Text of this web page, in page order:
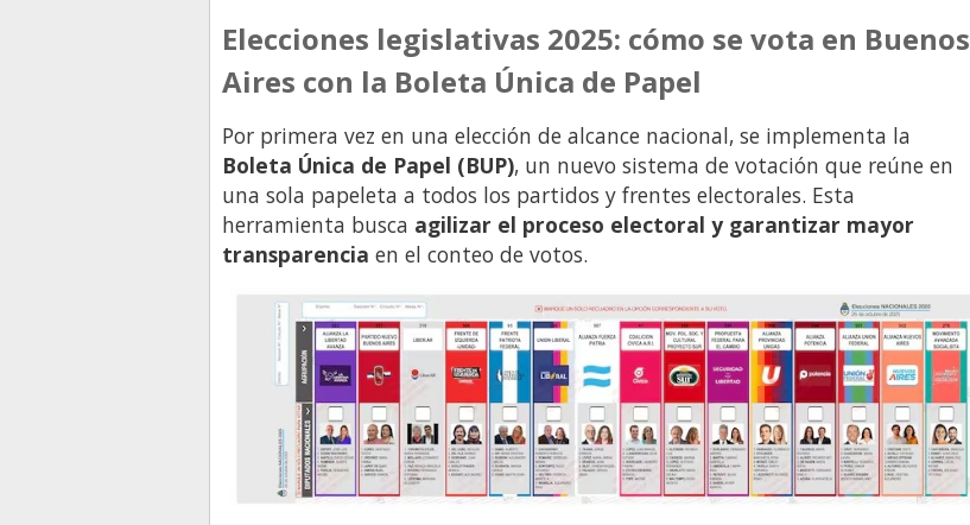
Elecciones legislativas 2025: cómo se vota en Buenos
Aires con la Boleta Única de Papel
Por primera vez en una elección de alcance nacional, se implementa la
Boleta Única de Papel (BUP), un nuevo sistema de votación que reúne en
una sola papeleta a todos los partidos y frentes electorales. Esta
herramienta busca agilizar el proceso electoral y garantizar mayor
transparencia en el conteo de votos.